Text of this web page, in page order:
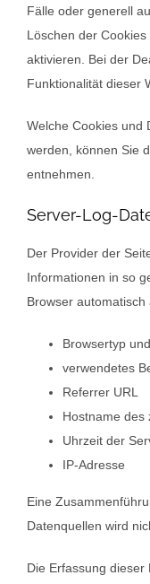
Fälle oder generell
Löschen der
aktivieren. Bei der
Funktionalität dieser
Welche Cookies und
werden, können Sie
entnehmen.
Server-Log-
Der Provider der
Informationen in so
Browser
Browsertyp
verwendetes
Referrer URL
Hostname des
Uhrzeit der
IP-Adresse
Eine
Datenquellen wird
Die Erfassung